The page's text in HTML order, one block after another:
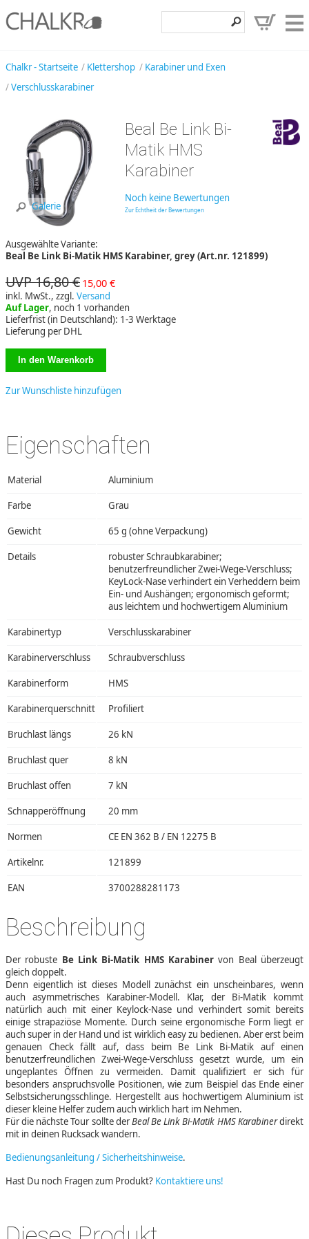
Entdecken
Angebote
Kundenbereich
Chalkr - Startseite Klettershop
Karabiner und Exen
Verschlusskarabiner
Galerie
Beal Be Link Bi-
Matik HMS
Karabiner
Noch keine Bewertungen
Zur Echtheit der Bewertungen
Ausgewählte Variante:
Beal Be Link Bi-Matik HMS Karabiner, grey (Art.nr. 121899)
UVP 16,80 € 15,00 €
inkl. MwSt., zzgl. Versand
Auf Lager, noch 1 vorhanden
Lieferfrist (in Deutschland): 1-3 Werktage
Lieferung per DHL
Zur Wunschliste hinzufügen
Eigenschaften
Material Aluminium
Farbe Grau
Gewicht 65 g (ohne Verpackung)
Details
robuster Schraubkarabiner;
benutzerfreundlicher Zwei-Wege-Verschluss;
KeyLock-Nase verhindert ein Verheddern beim
Ein- und Aushängen; ergonomisch geformt;
aus leichtem und hochwertigem Aluminium
Karabinertyp Verschlusskarabiner
Karabinerverschluss Schraubverschluss
Karabinerform HMS
Karabinerquerschnitt Profiliert
Bruchlast längs 26 kN
Bruchlast quer 8 kN
Bruchlast offen 7 kN
Schnapperöffnung 20 mm
Normen CE EN 362 B / EN 12275 B
Artikelnr. 121899
EAN 3700288281173
Beschreibung
Der robuste Be Link Bi-Matik HMS Karabiner von Beal überzeugt
gleich doppelt.
Denn eigentlich ist dieses Modell zunächst ein unscheinbares, wenn
auch asymmetrisches Karabiner-Modell. Klar, der Bi-Matik kommt
natürlich auch mit einer Keylock-Nase und verhindert somit bereits
einige strapaziöse Momente. Durch seine ergonomische Form liegt er
auch super in der Hand und ist wirklich easy zu bedienen. Aber erst beim
genauen Check fällt auf, dass beim Be Link Bi-Matik auf einen
benutzerfreundlichen Zwei-Wege-Verschluss gesetzt wurde, um ein
ungeplantes Öffnen zu vermeiden. Damit qualifiziert er sich für
besonders anspruchsvolle Positionen, wie zum Beispiel das Ende einer
Selbstsicherungsschlinge. Hergestellt aus hochwertigem Aluminium ist
dieser kleine Helfer zudem auch wirklich hart im Nehmen.
Für die nächste Tour sollte derBeal Be Link Bi-Matik HMS Karabinerdirekt
mit in deinen Rucksack wandern.
Bedienungsanleitung / Sicherheitshinweise.
Hast Du noch Fragen zum Produkt? Kontaktiere uns!